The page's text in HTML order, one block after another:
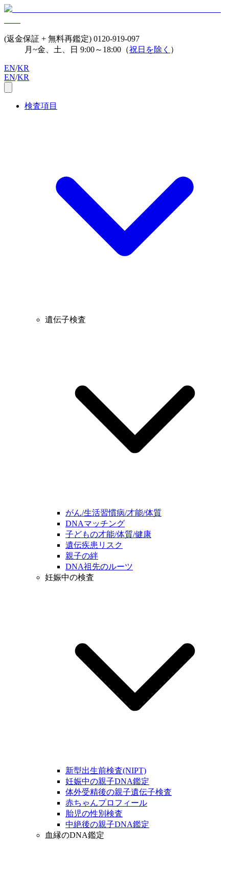
(返金保証 + 無料再鑑定) 0120-919-097
月~金、土、日 9:00～18:00（祝日を除く ）
EN/KR
EN/KR
検査項目
遺伝子検査
がん/生活習慣病/才能/体質
DNAマッチング
子どもの才能/体質/健康
遺伝疾患リスク
親子の絆
DNA祖先のルーツ
妊娠中の検査
新型出生前検査(NIPT)
妊娠中の親子DNA鑑定
体外受精後の親子遺伝子検査
赤ちゃんプロフィール
胎児の性別検査
中絶後の親子DNA鑑定
血縁のDNA鑑定